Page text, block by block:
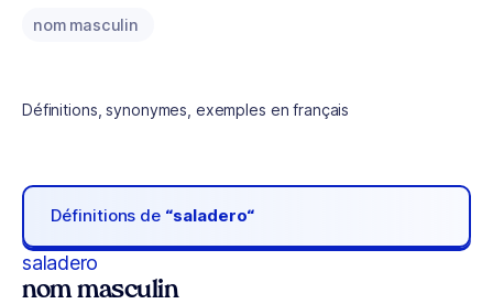
nom masculin
Définitions, synonymes, exemples en français
Définitions de “saladero“
saladero
nom masculin